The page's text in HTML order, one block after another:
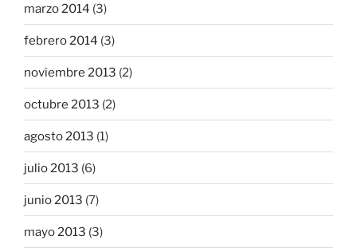
marzo 2014 (3)
febrero 2014 (3)
noviembre 2013 (2)
octubre 2013 (2)
agosto 2013 (1)
julio 2013 (6)
junio 2013 (7)
mayo 2013 (3)